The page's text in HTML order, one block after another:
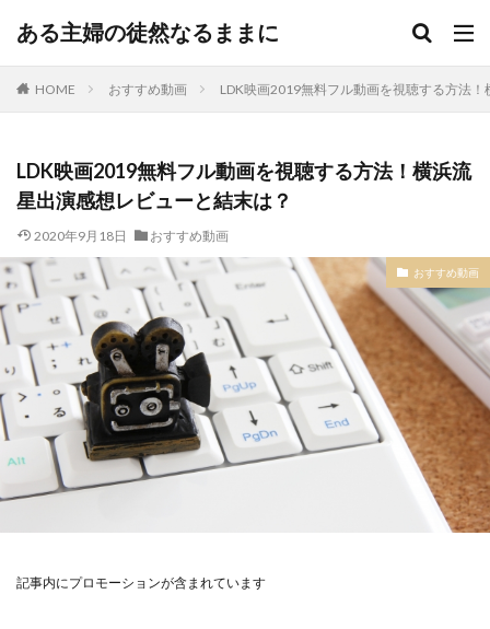
ある主婦の徒然なるままに
HOME おすすめ動画 LDK映画2019無料フル動画を視聴する方法
LDK映画2019無料フル動画を視聴する方法！横浜流
星出演感想レビューと結末は？
2020年9月18日 おすすめ動画
おすすめ動画
記事内にプロモーションが含まれています